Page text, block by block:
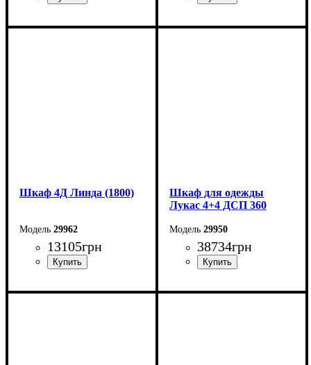
Ширина: 150 см
Ширина: 180 см
Шкаф 4Д Линда (1800)
29962
13105грн
Ширина: 180 см
Шкаф для одежды
Лукас 4+4 ДСП 360
29950
38734грн
Ширина: 360 см